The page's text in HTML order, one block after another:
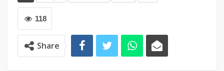
118
Share